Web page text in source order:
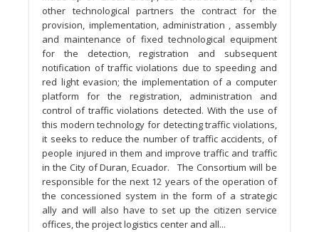
other technological partners the contract for the
provision, implementation, administration , assembly
and maintenance of fixed technological equipment
for the detection, registration and subsequent
notification of traffic violations due to speeding and
red light evasion; the implementation of a computer
platform for the registration, administration and
control of traffic violations detected. With the use of
this modern technology for detecting traffic violations,
it seeks to reduce the number of traffic accidents, of
people injured in them and improve traffic and traffic
in the City of Duran, Ecuador. The Consortium will be
responsible for the next 12 years of the operation of
the concessioned system in the form of a strategic
ally and will also have to set up the citizen service
offices, the project logistics center and all...